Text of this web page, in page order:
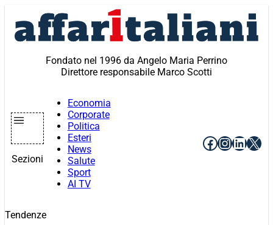
contenuto
Fondato nel 1996 da Angelo Maria Perrino
Direttore responsabile Marco Scotti
Sezioni
Economia
Corporate
Politica
Esteri
News
Salute
Sport
AI TV
Facebook
X
Tendenze